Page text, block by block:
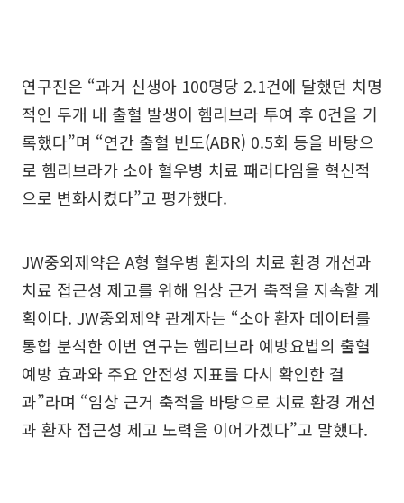
연구진은 “과거 신생아 100명당 2.1건에 달했던 치명
적인 두개 내 출혈 발생이 헴리브라 투여 후 0건을 기
록했다”며 “연간 출혈 빈도(ABR) 0.5회 등을 바탕으
로 헴리브라가 소아 혈우병 치료 패러다임을 혁신적
으로 변화시켰다”고 평가했다.
JW중외제약은 A형 혈우병 환자의 치료 환경 개선과
치료 접근성 제고를 위해 임상 근거 축적을 지속할 계
획이다. JW중외제약 관계자는 “소아 환자 데이터를
통합 분석한 이번 연구는 헴리브라 예방요법의 출혈
예방 효과와 주요 안전성 지표를 다시 확인한 결
과”라며 “임상 근거 축적을 바탕으로 치료 환경 개선
과 환자 접근성 제고 노력을 이어가겠다”고 말했다.